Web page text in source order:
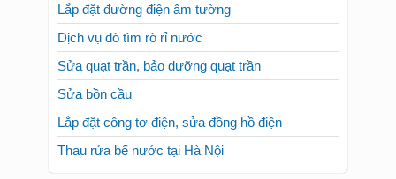
Lắp đặt đường điện âm tường
Dịch vụ dò tìm rò rỉ nước
Sửa quạt trần, bảo dưỡng quạt trần
Sửa bồn cầu
Lắp đặt công tơ điện, sửa đồng hồ điện
Thau rửa bể nước tại Hà Nội